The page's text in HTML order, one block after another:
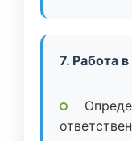
7. Работа